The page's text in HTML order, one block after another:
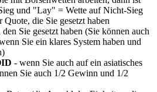
und "Lay" = Wette auf Nicht-Sieg
Quote, die Sie gesetzt haben
Sie gesetzt haben (Sie können auch
Sie ein klares System haben und
- wenn Sie auch auf ein asiatisches
Sie auch 1/2 Gewinn und 1/2